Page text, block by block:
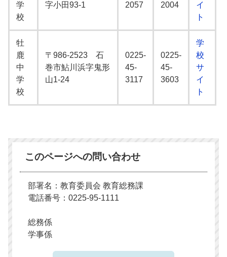
学
校
字小田93-1
2057
2004
イ
ト
牡
鹿
中
学
校
〒986-2523 石
巻市鮎川浜字鬼形
山1-24
0225-
45-
3117
0225-
45-
3603
学
校
サ
イ
ト
このページへの問い合わせ
部署名：教育委員会 教育総務課
電話番号：0225-95-1111
総務係
学事係